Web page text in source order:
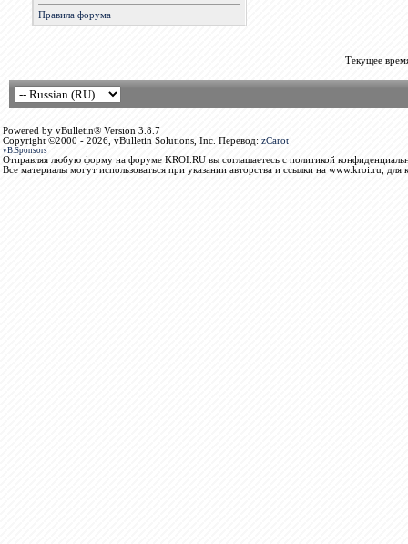
Правила форума
Текущее
Powered by vBulletin® Version 3.8.7
Copyright ©2000 - 2026, vBulletin Solutions, Inc. Перевод: zCarot
vB.Sponsors
Отправляя любую форму на форуме KROI.RU вы соглашаетесь с политикой
Все материалы могут использоваться при указании авторства и ссылки на www.kroi.ru, для